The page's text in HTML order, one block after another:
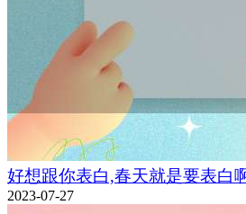
好想跟你表白,春天就是要表白
2023-07-27